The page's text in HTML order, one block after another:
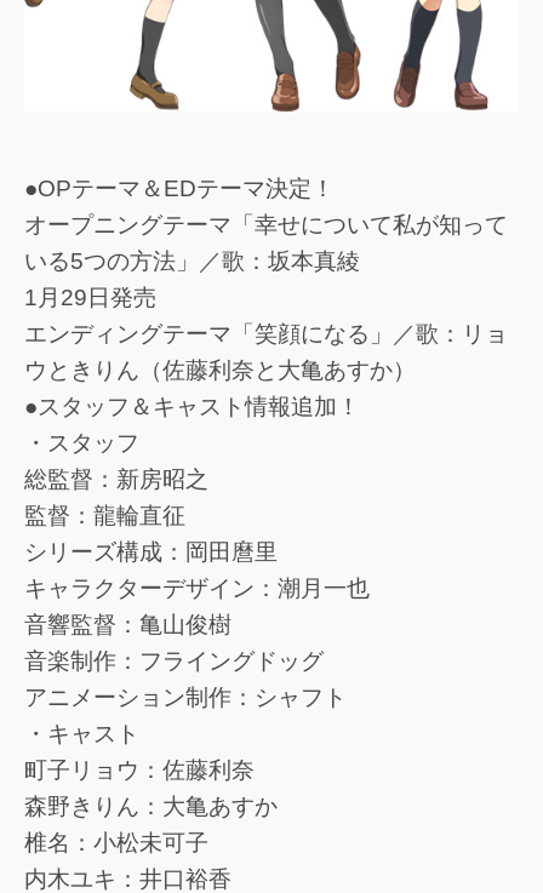
●OPテーマ＆EDテーマ決定！
オープニングテーマ「幸せについて私が知って
いる5つの方法」／歌：坂本真綾
1月29日発売
エンディングテーマ「笑顔になる」／歌：リョ
ウときりん（佐藤利奈と大亀あすか）
●スタッフ＆キャスト情報追加！
・スタッフ
総監督：新房昭之
監督：龍輪直征
シリーズ構成：岡田麿里
キャラクターデザイン：潮月一也
音響監督：亀山俊樹
音楽制作：フライングドッグ
アニメーション制作：シャフト
・キャスト
町子リョウ：佐藤利奈
森野きりん：大亀あすか
椎名：小松未可子
内木ユキ：井口裕香